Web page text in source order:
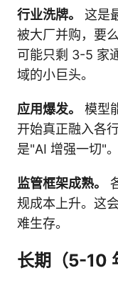
行业洗牌。
这是
被大厂并购，要
可能只剩 3-5 家
域的小巨头。
应用爆发。
模型
开始真正融入各
是"AI 增强一切"。
监管框架成熟。
规成本上升。这
难生存。
长期（5-10